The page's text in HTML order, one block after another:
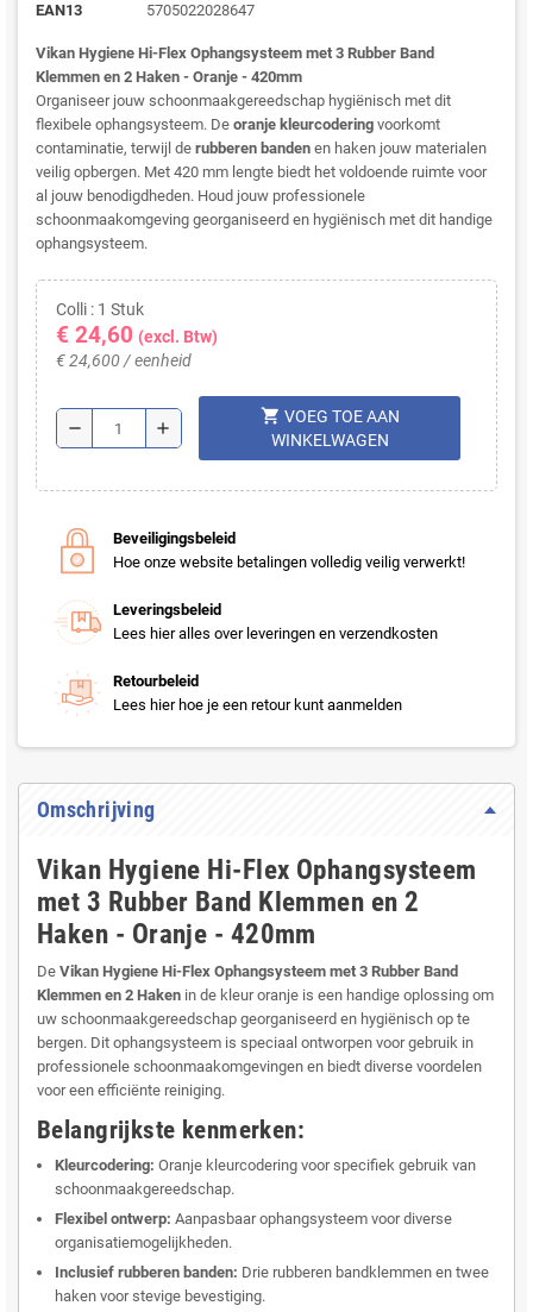
EAN13
5705022028647
Vikan Hygiene Hi-Flex Ophangsysteem met 3 Rubber Band
Klemmen en 2 Haken - Oranje - 420mm
Organiseer jouw schoonmaakgereedschap hygiënisch met dit
flexibele ophangsysteem. De oranje kleurcodering voorkomt
contaminatie, terwijl de rubberen banden en haken jouw materialen
veilig opbergen. Met 420 mm lengte biedt het voldoende ruimte voor
al jouw benodigdheden. Houd jouw professionele
schoonmaakomgeving georganiseerd en hygiënisch met dit handige
ophangsysteem.
Colli : 1 Stuk
€ 24,60 (excl. Btw)
€ 24,600 / eenheid
remove add
shopping_cart VOEG TOE AAN
WINKELWAGEN
Beveiligingsbeleid
Hoe onze website betalingen volledig veilig verwerkt!
Leveringsbeleid
Lees hier alles over leveringen en verzendkosten
Retourbeleid
Lees hier hoe je een retour kunt aanmelden
Omschrijving
Vikan Hygiene Hi-Flex Ophangsysteem
met 3 Rubber Band Klemmen en 2
Haken - Oranje - 420mm
De Vikan Hygiene Hi-Flex Ophangsysteem met 3 Rubber Band
Klemmen en 2 Haken in de kleur oranje is een handige oplossing om
uw schoonmaakgereedschap georganiseerd en hygiënisch op te
bergen. Dit ophangsysteem is speciaal ontworpen voor gebruik in
professionele schoonmaakomgevingen en biedt diverse voordelen
voor een efficiënte reiniging.
Belangrijkste kenmerken:
Kleurcodering: Oranje kleurcodering voor specifiek gebruik van
schoonmaakgereedschap.
Flexibel ontwerp: Aanpasbaar ophangsysteem voor diverse
organisatiemogelijkheden.
Inclusief rubberen banden: Drie rubberen bandklemmen en twee
haken voor stevige bevestiging.